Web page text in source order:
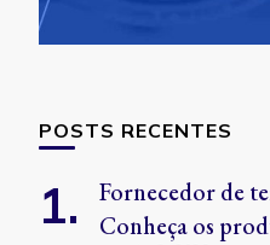
POSTS RECENTES
Fornecedor de
Conheça os